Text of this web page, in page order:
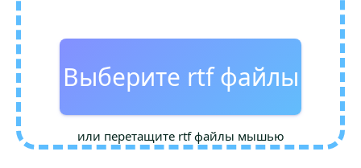
Выберите rtf файлы
или перетащите rtf файлы мышью